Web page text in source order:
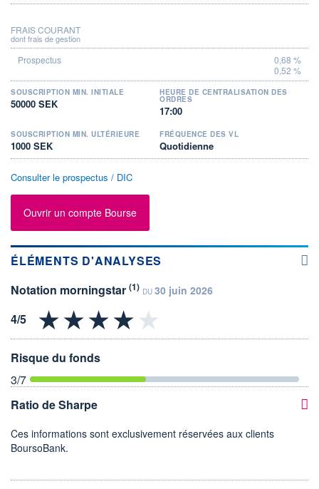
FRAIS COURANT
dont frais de gestion
0,68 %
0,52 %
SOUSCRIPTION MIN. INITIALE
50000 SEK
HEURE DE CENTRALISATION DES
ORDRES
17:00
SOUSCRIPTION MIN. ULTÉRIEURE
1000 SEK
FRÉQUENCE DES VL
Quotidienne
Consulter le prospectus / DIC
Ouvrir un compte Bourse
ÉLÉMENTS D'ANALYSES
Notation morningstar (1) DU 30 juin 2026
Risque du fonds
3/7
Ratio de Sharpe
Ces informations sont exclusivement réservées aux clients
BoursoBank.